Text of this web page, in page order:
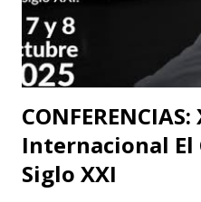
escena Portuguesa),
Barcelona. Juan Carlos
Internacional El
Siglo XXI